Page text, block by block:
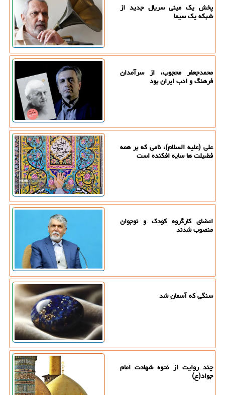
پخش یک مینی سریال جدید از
شبکه یک سیما
محمدجعفر محجوب، از سرآمدان
فرهنگ و ادب ایران بود
علی (علیه السلام)، نامی که بر همه
فضیلت ها سایه افکنده است
اعضای کارگروه کودک و نوجوان
منصوب شدند
سنگی که آسمان شد
چند روایت از نحوه شهادت امام
جواد(ع)